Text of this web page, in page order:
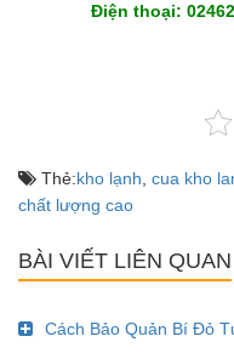
Điện thoại:
Thẻ:kho lạnh cua kho
chất lượng cao
BÀI VIẾT LIÊN QUAN
Cách Bảo Quản Bí Đỏ